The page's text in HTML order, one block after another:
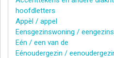
hoofdletters
Appèl / appel
Eensgezinswoning /
Eén / een van de
Eénoudergezin /